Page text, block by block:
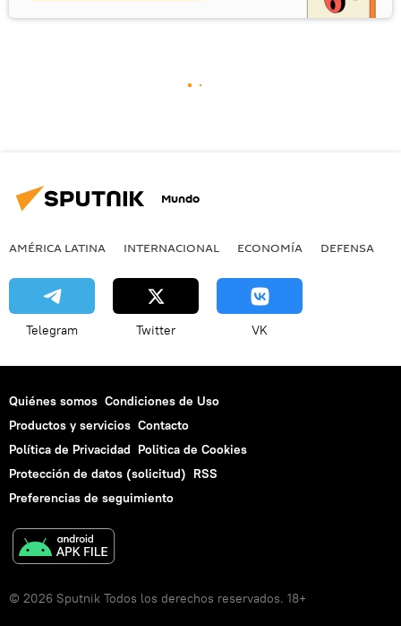
Mundo
AMÉRICA LATINA INTERNACIONAL ECONOMÍA DEFENSA
Telegram Twitter VK
Quiénes somos Condiciones de Uso
Productos y servicios Contacto
Política de Privacidad Politica de Cookies
Protección de datos (solicitud) RSS
Preferencias de seguimiento
© 2026 Sputnik Todos los derechos reservados. 18+